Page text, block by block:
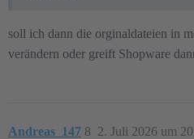
soll ich dann die orginaldateien in
verändern oder greift Shopware
Andreas_147 2. Juli 2026 um
8